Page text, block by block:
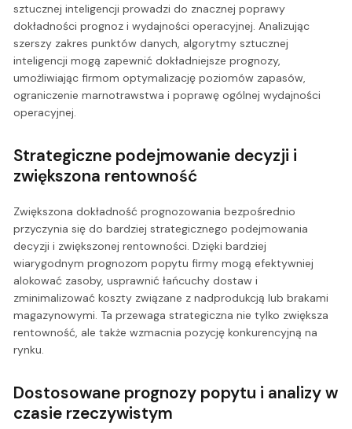
sztucznej inteligencji prowadzi do znacznej poprawy
dokładności prognoz i wydajności operacyjnej. Analizując
szerszy zakres punktów danych, algorytmy sztucznej
inteligencji mogą zapewnić dokładniejsze prognozy,
umożliwiając firmom optymalizację poziomów zapasów,
ograniczenie marnotrawstwa i poprawę ogólnej wydajności
operacyjnej.
Strategiczne podejmowanie decyzji i
zwiększona rentowność
Zwiększona dokładność prognozowania bezpośrednio
przyczynia się do bardziej strategicznego podejmowania
decyzji i zwiększonej rentowności. Dzięki bardziej
wiarygodnym prognozom popytu firmy mogą efektywniej
alokować zasoby, usprawnić łańcuchy dostaw i
zminimalizować koszty związane z nadprodukcją lub brakami
magazynowymi. Ta przewaga strategiczna nie tylko zwiększa
rentowność, ale także wzmacnia pozycję konkurencyjną na
rynku.
Dostosowane prognozy popytu i analizy w
czasie rzeczywistym